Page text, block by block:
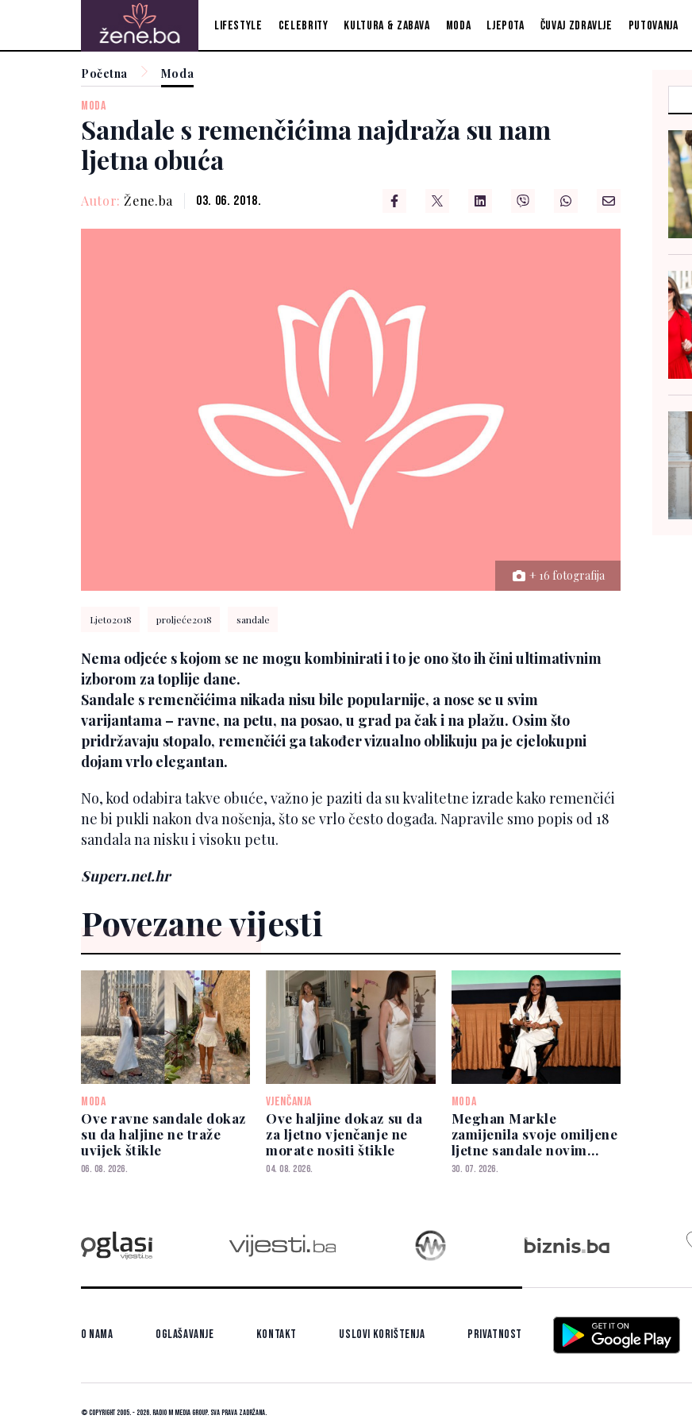
Lifestyle Celebrity Kultura & zabava Moda Ljepota Čuvaj zdravlje Putovanja
Početna Moda
MODA
Sandale s remenčićima najdraža su nam
ljetna obuća
Autor: Žene.ba 03. 06. 2018.
+ 16 fotografija
Ljeto2018 proljeće2018 sandale
Nema odjeće s kojom se ne mogu kombinirati i to je ono što ih čini ultimativnim
izborom za toplije dane.
Sandale s remenčićima nikada nisu bile popularnije, a nose se u svim
varijantama – ravne, na petu, na posao, u grad pa čak i na plažu. Osim što
pridržavaju stopalo, remenčići ga također vizualno oblikuju pa je cjelokupni
dojam vrlo elegantan.
No, kod odabira takve obuće, važno je paziti da su kvalitetne izrade kako remenčići
ne bi pukli nakon dva nošenja, što se vrlo često događa. Napravile smo popis od 18
sandala na nisku i visoku petu.
Super1.net.hr
Povezane vijesti
MODA
Ove ravne sandale dokaz
su da haljine ne traže
uvijek štikle
06. 08. 2026.
VJENČANJA
Ove haljine dokaz su da
za ljetno vjenčanje ne
morate nositi štikle
04. 08. 2026.
MODA
Meghan Markle
zamijenila svoje omiljene
ljetne sandale novim
modelom
30. 07. 2026.
O nama Oglašavanje Kontakt Uslovi korištenja Privatnost
© Copyright 2005. - 2026. Radio M Media Group.Sva prava zadržana.